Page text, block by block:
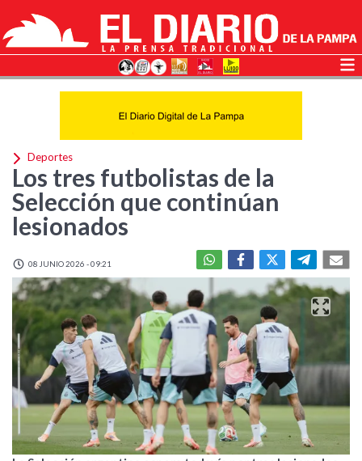
Deportes
Los tres futbolistas de la
Selección que continúan
lesionados
08 JUNIO 2026 - 09:21